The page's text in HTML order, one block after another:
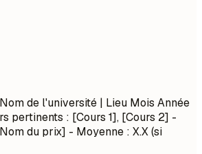
de l'université | Lieu Mois Année
pertinents : [Cours 1], [Cours 2] -
du prix] - Moyenne : X.X (si